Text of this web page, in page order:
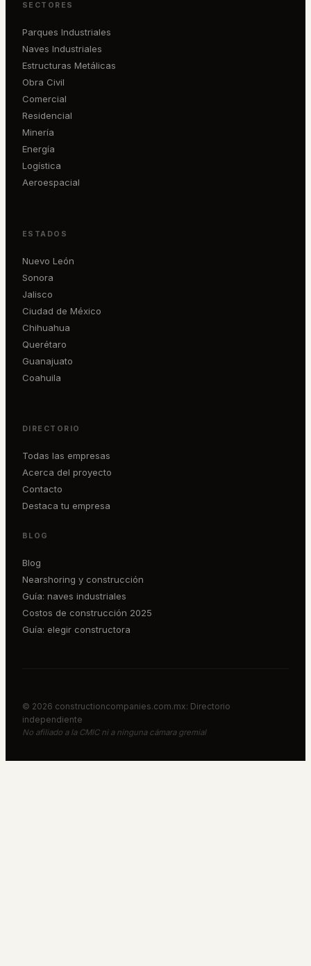
SECTORES
Parques Industriales
Naves Industriales
Estructuras Metálicas
Obra Civil
Comercial
Residencial
Minería
Energía
Logística
Aeroespacial
ESTADOS
Nuevo León
Sonora
Jalisco
Ciudad de México
Chihuahua
Querétaro
Guanajuato
Coahuila
DIRECTORIO
Todas las empresas
Acerca del proyecto
Contacto
Destaca tu empresa
BLOG
Blog
Nearshoring y construcción
Guía: naves industriales
Costos de construcción 2025
Guía: elegir constructora
© 2026 constructioncompanies.com.mx: Directorio
independiente
No afiliado a la CMIC ni a ninguna cámara gremial